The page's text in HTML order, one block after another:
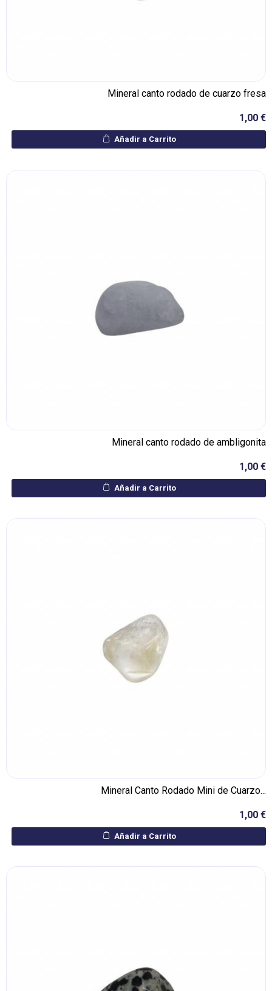
Mineral canto rodado de cuarzo fresa
1,00 €
Añadir a Carrito
Mineral canto rodado de ambligonita
1,00 €
Añadir a Carrito
Mineral Canto Rodado Mini de Cuarzo...
1,00 €
Añadir a Carrito